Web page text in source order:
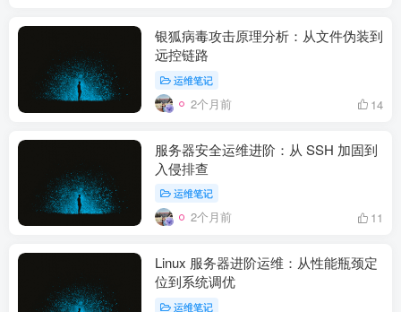
银狐病毒攻击原理分析：从文件伪装到
远控链路
运维笔记
2个月前 14
服务器安全运维进阶：从 SSH 加固到
入侵排查
运维笔记
2个月前 11
Linux 服务器进阶运维：从性能瓶颈定
位到系统调优
运维笔记